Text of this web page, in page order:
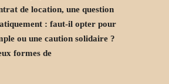
de location, une question
: faut-il opter pour
ou une caution solidaire ?
formes de